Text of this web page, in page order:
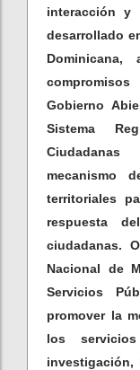
interacción y
desarrollado
Gobierno
Sistema
Ciudadanas
mecanismo
territoriales
respuesta
ciudadanas.
Nacional de
Servicios
promover la
los